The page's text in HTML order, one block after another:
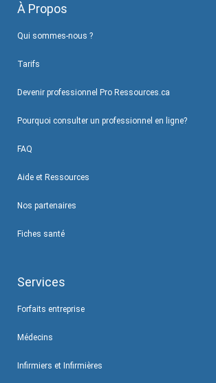
À Propos
Qui sommes-nous ?
Tarifs
Devenir professionnel Pro Ressources.ca
Pourquoi consulter un professionnel en ligne?
FAQ
Aide et Ressources
Nos partenaires
Fiches santé
Services
Forfaits entreprise
Médecins
Infirmiers et Infirmières